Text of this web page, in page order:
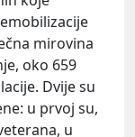
mirovina
oko 659
Dvije su
u prvoj su,
u